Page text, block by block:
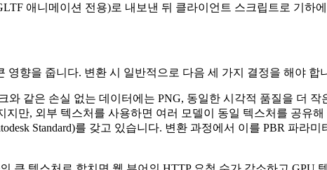
애니메이션 전용)로 내보낸 뒤 클라이언트 스크립트로 기하
향을 줍니다. 변환 시 일반적으로 다음 세 가지 결정을 해야 합
와 같은 손실 없는 데이터에는 PNG, 동일한 시각적 품질을 더 작
지만, 외부 텍스처를 사용하면 여러 모델이 동일 텍스처를 공유
Standard)를 갖고 있습니다. 변환 과정에서 이를 PBR 파라